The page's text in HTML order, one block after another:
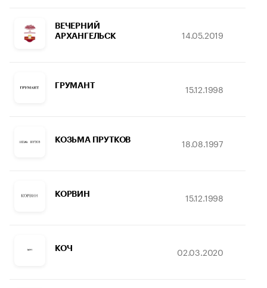
ВЕЧЕРНИЙ
АРХАНГЕЛЬСК
14.05.2019
ГРУМАНТ 15.12.1998
КОЗЬМА ПРУТКОВ 18.08.1997
КОРВИН 15.12.1998
КОЧ 02.03.2020